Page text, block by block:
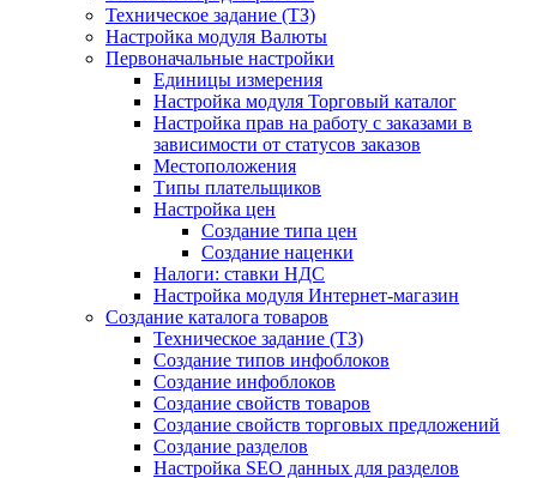
Техническое задание (ТЗ)
Настройка модуля Валюты
Первоначальные настройки
Единицы измерения
Настройка модуля Торговый каталог
Настройка прав на работу с заказами в
зависимости от статусов заказов
Местоположения
Типы плательщиков
Настройка цен
Создание типа цен
Создание наценки
Налоги: ставки НДС
Настройка модуля Интернет-магазин
Создание каталога товаров
Техническое задание (ТЗ)
Создание типов инфоблоков
Создание инфоблоков
Создание свойств товаров
Создание свойств торговых предложений
Создание разделов
Настройка SEO данных для разделов